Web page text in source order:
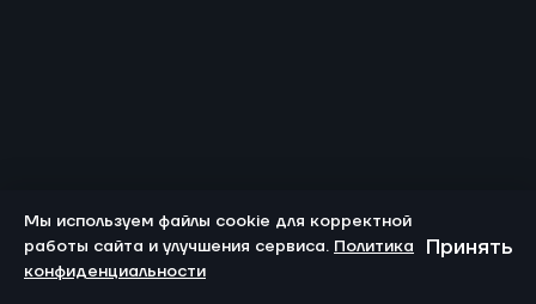
Мы используем файлы cookie для корректной
работы сайта и улучшения сервиса. Политика
конфиденциальности
Принять